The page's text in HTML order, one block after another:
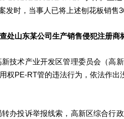
发时，当事人已将上述刨花板销售
山东某公司生产销售侵犯注册商
术产业开发区管理委员会（高
权PE-RT管的违法行为，依法作出
投诉举报线索，高新区综合行